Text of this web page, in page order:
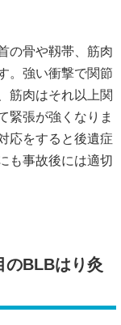
の骨や靱帯、筋肉
。強い衝撃で関節
筋肉はそれ以上関
緊張が強くなりま
応をすると後遺症
も事故後には適切
のBLBはり灸